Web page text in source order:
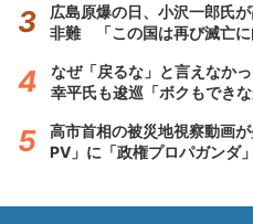
広島原爆の日、小沢一郎氏
非難 「この国は再び滅亡に
なぜ「戻るな」と言えなか
幸平氏も逡巡「ボクもでき
高市首相の被災地視察動画
PV」に「政権プロパガンダ